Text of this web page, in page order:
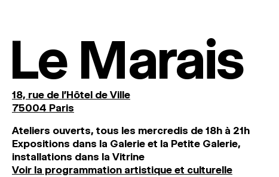
Le Marais
18, rue de l'Hôtel de Ville
75004 Paris
Ateliers ouverts, tous les mercredis de 18h à 21h
Expositions dans la Galerie et la Petite Galerie,
installations dans la Vitrine
Voir la programmation artistique et culturelle